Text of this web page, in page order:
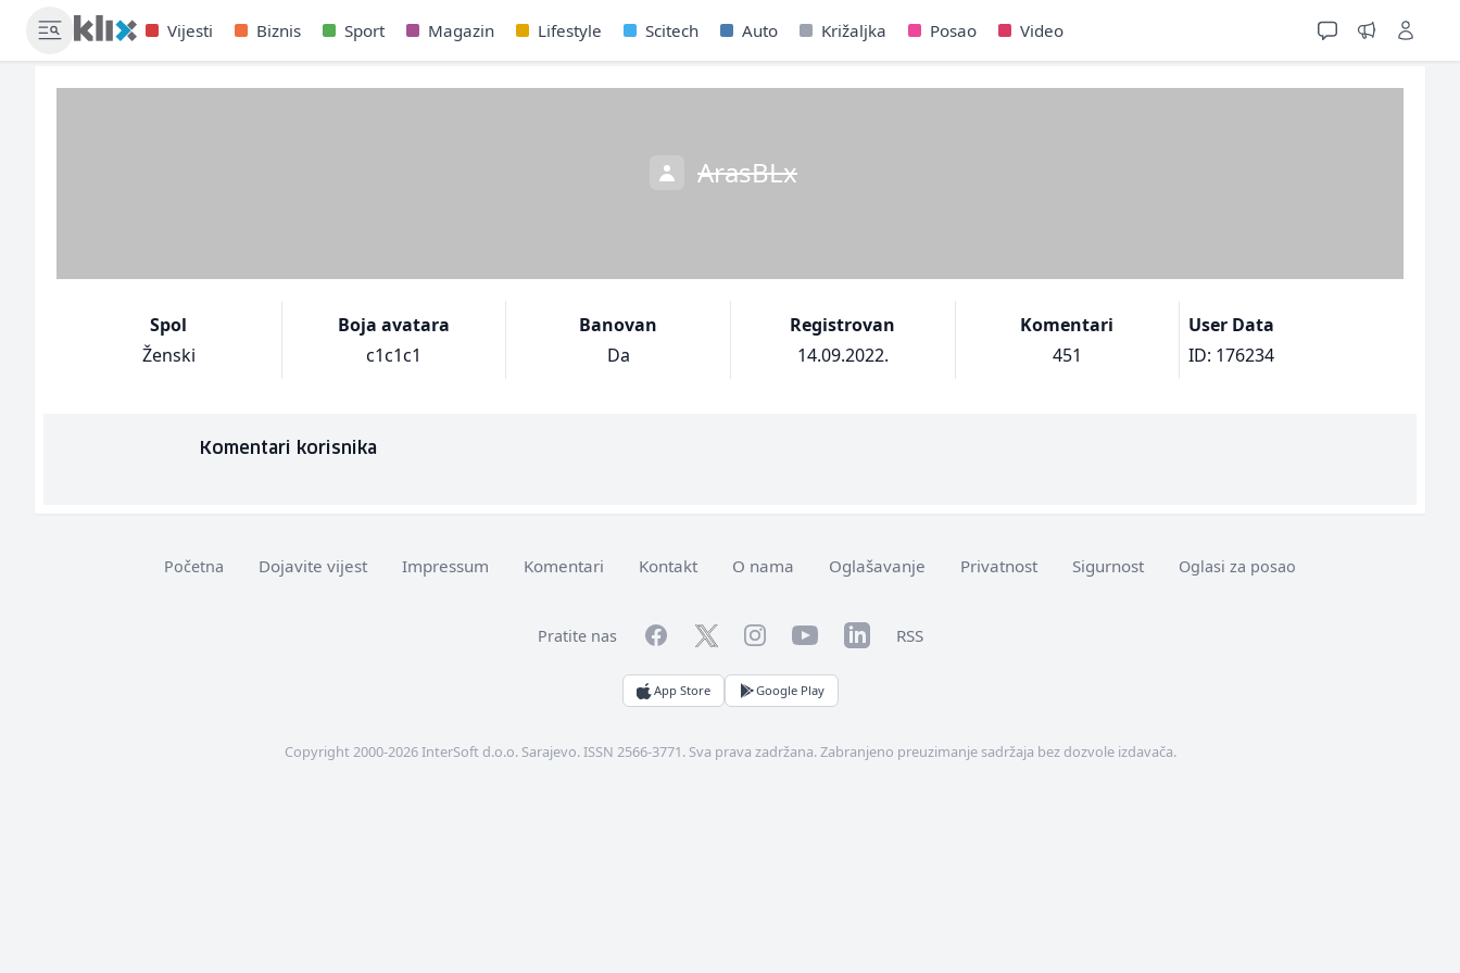
Vijesti Biznis Sport Magazin Lifestyle Scitech Auto Križaljka Posao Video
ArasBLx
Spol
Ženski
Boja avatara
c1c1c1
Banovan
Da
Registrovan
14.09.2022.
Komentari
451
User Data
ID: 176234
Komentari korisnika
Početna Dojavite vijest Impressum Komentari Kontakt O nama Oglašavanje Privatnost Sigurnost Oglasi za posao
Pratite nas FacebookTwitterInstagramYouTubeLinkedInRSS
App Store Google Play
Copyright 2000-2026 InterSoft d.o.o. Sarajevo. ISSN 2566-3771. Sva prava zadržana. Zabranjeno preuzimanje sadržaja bez dozvole izdavača.